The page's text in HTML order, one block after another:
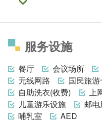
服务设施
餐厅 会议场所
无线网路
国民旅
自助洗衣(收费)
上
儿童游乐设施
邮
哺乳室
AED